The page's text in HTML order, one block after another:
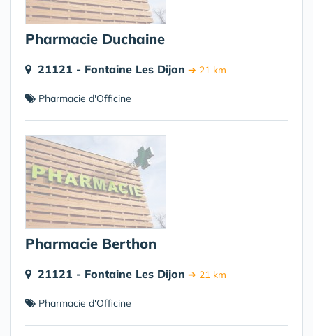
Pharmacie Duchaine
21121 - Fontaine Les Dijon ➔ 21 km
Pharmacie d'Officine
Pharmacie Berthon
21121 - Fontaine Les Dijon ➔ 21 km
Pharmacie d'Officine